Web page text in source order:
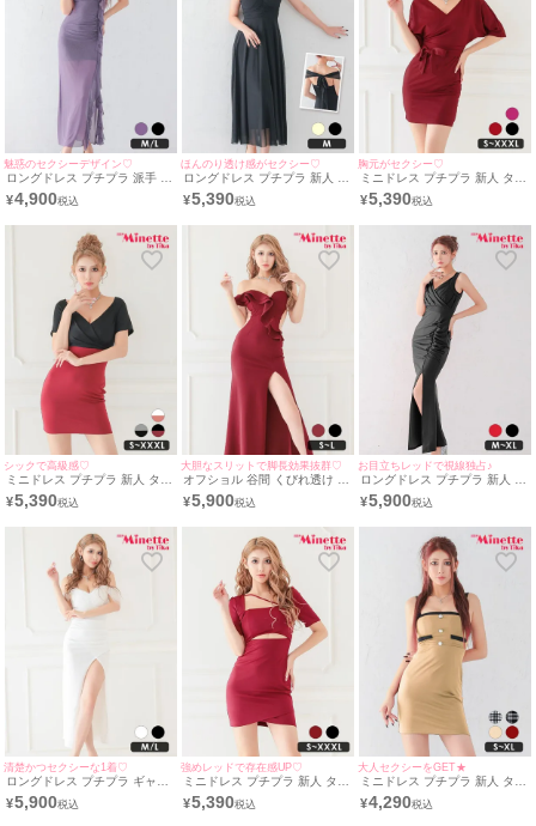
魅惑のセクシーデザイン♡
ロングドレス プチプラ 派手 タ
イト キャミソール シアー シー
スルー 谷間 背中魅せ ブローチ
かほ着用/M~L対応)
|myMinette/マイミネット
¥4,900
ほんのり透け感がセクシー♡
ロングドレス プチプラ 新人 ワ
ンピース オフショル フレア シ
アー シフォン 谷間 2way 黒 キ
イズ対応) | myMinette/マイミ
¥5,390
胸元がセクシー♡
ミニドレス プチプラ 新人 タイ
ト セクシー 半袖 低身長 谷間
ウエストリボン スナック シン
ャバドレス (波北かほ着
用/S~XXXLサイズ対応) |
myMinette/マイミネット
¥5,390
シックで高級感♡
ミニドレス プチプラ 新人 タイ
ト 半袖 低身長 谷間 ワインレ
ッド 黒 バイカラー シンプル
用/S~XXXLサイズ対応) |
myMinette/マイミネット
¥5,390
大胆なスリットで脚長効果抜群♡
オフショル 谷間 くびれ透け タ
イト ロングドレス (波北かほ着
用/S~Lサイズ対応) |
¥5,900
お目立ちレッドで視線独占♪
ロングドレス プチプラ 新人 タ
イト セクシー スリット ノース
リーブ 谷間 黒 高身長 キャバ
イズ対応) | myMinette/マイミ
¥5,900
清楚かつセクシーな1着♡
ロングドレス プチプラ ギャル
タイト オフショル スリット セ
クシー ラウンジ レース 谷間
¥5,900
強めレッドで存在感UP♡
ミニドレス プチプラ 新人 タイ
ト ワンピース セクシー ラウン
ジ 半袖 低身長 ウエストカット
¥5,390
大人セクシーをGET★
ミニドレス プチプラ 新人 タイ
ト キャミソール 低身長 胸元隠
し パールボタン セクシー フェ
¥4,290